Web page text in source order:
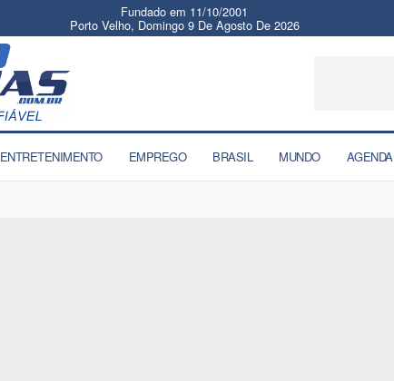
Fundado em 11/10/2001
Porto Velho, Domingo 9 De Agosto De 2026
ENTRETENIMENTO EMPREGO BRASIL MUNDO AGENDA